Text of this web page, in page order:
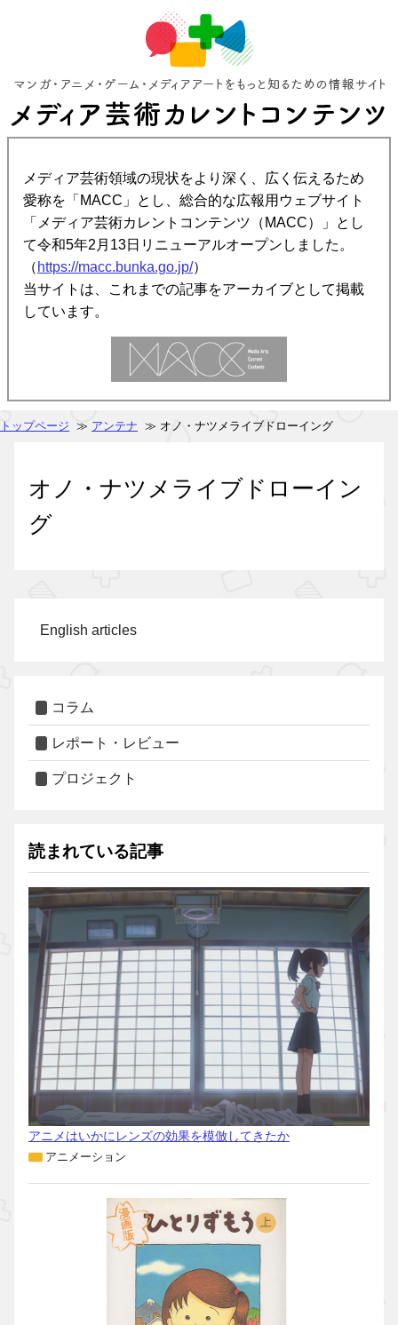
メディア芸術領域の現状をより深く、広く伝えるため
愛称を「MACC」とし、総合的な広報用ウェブサイト
「メディア芸術カレントコンテンツ（MACC）」とし
て令和5年2月13日リニューアルオープンしました。
（ https://macc.bunka.go.jp/）
当サイトは、これまでの記事をアーカイブとして掲載
しています。
トップページ ≫ アンテナ ≫ オノ・ナツメライブドローイング
オノ・ナツメライブドローイン
グ
English articles
コラム
レポート・レビュー
プロジェクト
読まれている記事
アニメはいかにレンズの効果を模倣してきたか
アニメーション